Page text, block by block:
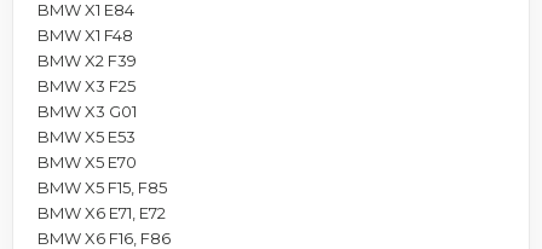
BMW X1 E84
BMW X1 F48
BMW X2 F39
BMW X3 F25
BMW X3 G01
BMW X5 E53
BMW X5 E70
BMW X5 F15, F85
BMW X6 E71, E72
BMW X6 F16, F86